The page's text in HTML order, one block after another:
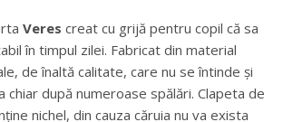
Veres creat cu grijă pentru copil că sa
în timpul zilei. Fabricat din material
de înaltă calitate, care nu se întinde și
chiar după numeroase spălări. Clapeta de
nichel, din cauza căruia nu va exista